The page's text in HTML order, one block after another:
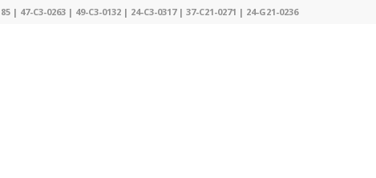
47-C3-0263 | 49-C3-0132 | 24-C3-0317 | 37-C21-0271 | 24-G21-0236